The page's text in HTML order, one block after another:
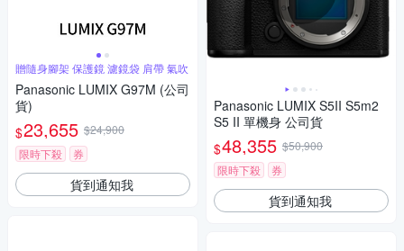
贈隨身腳架 保護鏡 濾鏡袋 肩帶 氣吹
Panasonic LUMIX G97M (公司
貨)
$23,655 $24,900
限時下殺
券
貨到通知我
Panasonic LUMIX S5II S5m2
S5 II 單機身 公司貨
$48,355 $50,900
限時下殺
券
貨到通知我